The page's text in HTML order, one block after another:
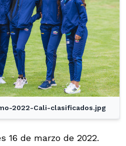
2022-Cali-clasificados.jpg
16 de marzo de 2022.